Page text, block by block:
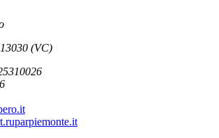
(VC)